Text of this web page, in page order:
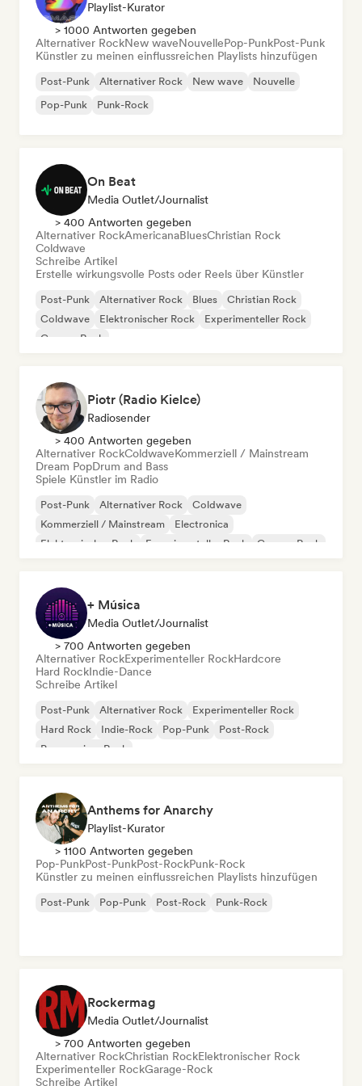
Playlist-Kurator
> 1000 Antworten gegeben
Alternativer RockNew waveNouvellePop-PunkPost-Punk
Künstler zu meinen einflussreichen Playlists hinzufügen
Post-Punk Alternativer Rock New wave
Nouvelle
Pop-Punk
Punk-Rock
On Beat
Media Outlet/Journalist
> 400 Antworten gegeben
Alternativer RockAmericanaBluesChristian Rock
Coldwave
Schreibe Artikel
Erstelle wirkungsvolle Posts oder Reels über Künstler
Post-Punk Alternativer Rock Blues
Christian Rock
Coldwave
Elektronischer Rock
Experimenteller Rock
Garage-Rock
Piotr (Radio Kielce)
Radiosender
> 400 Antworten gegeben
Alternativer RockColdwaveKommerziell / Mainstream
Dream PopDrum and Bass
Spiele Künstler im Radio
Post-Punk Alternativer Rock
Coldwave
Kommerziell / Mainstream
Electronica
Elektronischer Rock
Experimenteller Rock Garage-Rock
+ Música
Media Outlet/Journalist
> 700 Antworten gegeben
Alternativer RockExperimenteller RockHardcore
Hard RockIndie-Dance
Schreibe Artikel
Post-Punk Alternativer Rock
Experimenteller Rock
Hard Rock
Indie-Rock Pop-Punk
Post-Rock
Progressiver Rock
Anthems for Anarchy
Playlist-Kurator
> 1100 Antworten gegeben
Pop-PunkPost-PunkPost-RockPunk-Rock
Künstler zu meinen einflussreichen Playlists hinzufügen
Post-Punk Pop-Punk Post-Rock Punk-Rock
Rockermag
Media Outlet/Journalist
> 700 Antworten gegeben
Alternativer RockChristian RockElektronischer Rock
Experimenteller RockGarage-Rock
Schreibe Artikel